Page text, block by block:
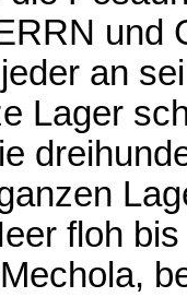
und
an
Lager
floh